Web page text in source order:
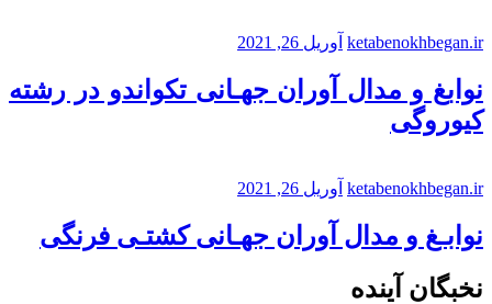
ketabenokhbegan.ir آوریل 26, 2021
نوابغ و مدال آوران جهـانی تکواندو در رشته
کیوروگی
ketabenokhbegan.ir آوریل 26, 2021
نوابـغ و مدال آوران جهـانی کشتـی فرنگی
نخبگان آینده